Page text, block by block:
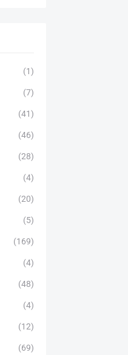
(1)
(7)
(41)
(46)
(28)
(4)
(20)
(5)
(169)
(4)
(48)
(4)
(12)
(69)